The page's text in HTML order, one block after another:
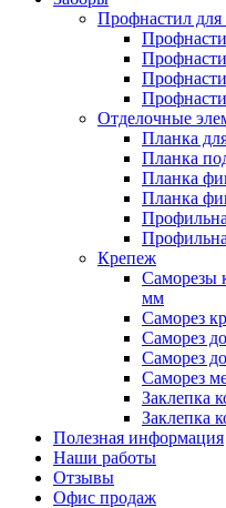
Профнастил для
Отделочные
Планка
Планка
Планка
Планка
Крепеж
Саморезы
мм
Саморез
Саморез
Саморез
Саморез
Заклепка
Заклепка
Полезная информация
Наши работы
Отзывы
Офис продаж